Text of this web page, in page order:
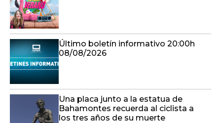
Último boletín informativo 20:00h
08/08/2026
Una placa junto a la estatua de
Bahamontes recuerda al ciclista a
los tres años de su muerte